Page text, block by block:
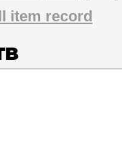
item record